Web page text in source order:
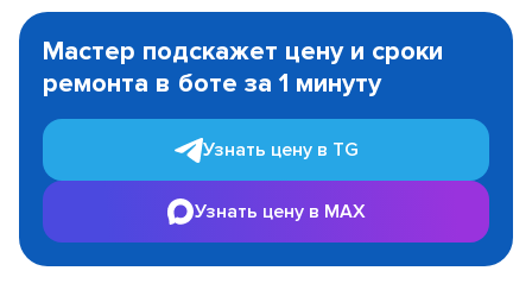
1
Мастер подскажет цену и сроки
ремонта в боте за 1 минуту
Узнать цену в TG
Узнать цену в MAX